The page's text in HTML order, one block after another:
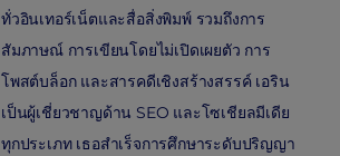
ทั่วอินเทอร์เน็ตและสื่อสิ่งพิมพ์ รวมถึงการ
สัมภาษณ์ การเขียนโดยไม่เปิดเผยตัว การ
โพสต์บล็อก และสารคดีเชิงสร้างสรรค์ เอริน
เป็นผู้เชี่ยวชาญด้าน SEO และโซเชียลมีเดีย
ทุกประเภท เธอสำเร็จการศึกษาระดับปริญญา